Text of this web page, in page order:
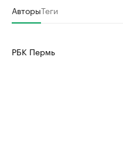
АвторыТеги
РБК Пермь